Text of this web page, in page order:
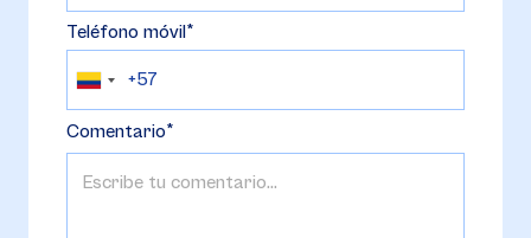
Teléfono móvil
Comentario